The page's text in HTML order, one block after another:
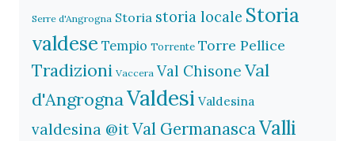
Serre d'Angrogna Storia storia locale Storia
valdese Tempio Torrente Torre Pellice
Tradizioni Vaccera Val Chisone Val
d'AngrognaValdesi Valdesina
valdesina @itVal GermanascaValli